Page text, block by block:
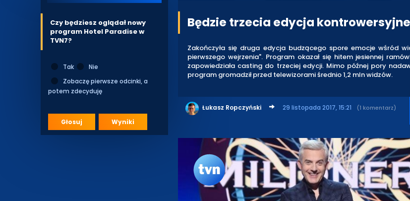
Czy będziesz oglądał nowy
program Hotel Paradise w
TVN7?
Tak
Nie
Zobaczę pierwsze odcinki, a
potem zdecyduję
Głosuj Wyniki
Będzie trzecia edycja
Zakończyła się druga edycja budzącego spore emocje wśród
pierwszego wejrzenia". Program okazał się hitem jesiennej
zapowiedziała casting do trzeciej edycji. Mimo późnej pory
program gromadził przed telewizorami średnio 1,2 mln widzów.
Łukasz Ropczyński 29 listopada 2017, 15:21 (1 komentarz)